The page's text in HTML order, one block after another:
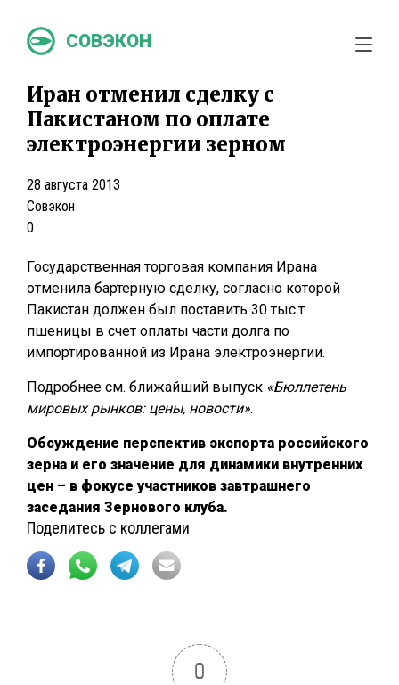
СОВЭКОН
Иран отменил сделку с
Пакистаном по оплате
электроэнергии зерном
28 августа 2013
Совэкон
0
Государственная торговая компания Ирана
отменила бартерную сделку, согласно которой
Пакистан должен был поставить 30 тыс.т
пшеницы в счет оплаты части долга по
импортированной из Ирана электроэнергии.
Подробнее см. ближайший выпуск «Бюллетень
мировых рынков: цены, новости».
Обсуждение перспектив экспорта российского
зерна и его значение для динамики внутренних
цен – в фокусе участников завтрашнего
заседания Зернового клуба.
Поделитесь с коллегами
0